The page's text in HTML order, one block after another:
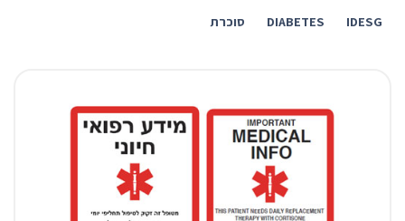
DIABETES IDESG סוכרת